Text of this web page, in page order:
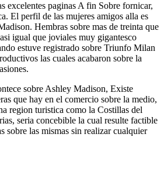
excelentes paginas A fin Sobre fornicar,
El perfil de las mujeres amigos alla es
Hembras sobre mas de treinta que
igual que joviales muy gigantesco
estuve registrado sobre Triunfo Milan
las cuales acabaron sobre la
sobre Ashley Madison, Existe
que hay en el comercio sobre la medio,
region turistica como la Costillas del
seri­a concebible la cual resulte factible
sobre las mismas sin realizar cualquier